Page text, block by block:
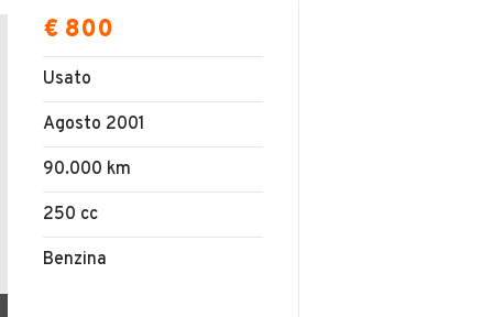
€ 800
Usato
Agosto 2001
90.000 km
250 cc
Benzina